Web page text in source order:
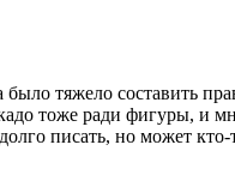
тяжело составить
тоже ради фигуры, и
писать, но может